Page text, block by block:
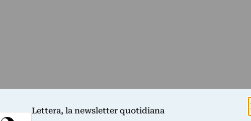
Lettera, la newsletter quotidiana